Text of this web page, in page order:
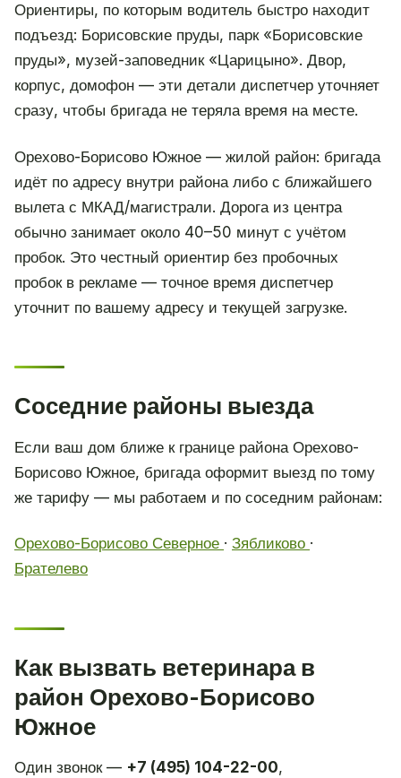
Ориентиры, по которым водитель быстро находит
подъезд: Борисовские пруды, парк «Борисовские
пруды», музей-заповедник «Царицыно». Двор,
корпус, домофон — эти детали диспетчер уточняет
сразу, чтобы бригада не теряла время на месте.
Орехово-Борисово Южное — жилой район: бригада
идёт по адресу внутри района либо с ближайшего
вылета с МКАД/магистрали. Дорога из центра
обычно занимает около 40–50 минут с учётом
пробок. Это честный ориентир без пробочных
пробок в рекламе — точное время диспетчер
уточнит по вашему адресу и текущей загрузке.
Соседние районы выезда
Если ваш дом ближе к границе района Орехово-
Борисово Южное, бригада оформит выезд по тому
же тарифу — мы работаем и по соседним районам:
Орехово-Борисово Северное · Зябликово ·
Брателево
Как вызвать ветеринара в
район Орехово-Борисово
Южное
Один звонок — +7 (495) 104-22-00,